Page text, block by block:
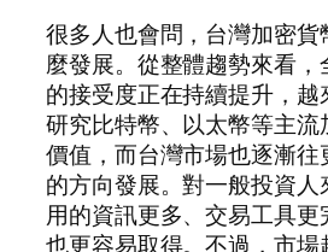
很多人也會問，台灣加密貨
麼發展。從整體趨勢來看，
的接受度正在持續提升，
研究比特幣、以太幣等主流
價值，而台灣市場也逐漸往
的方向發展。對一般投資
用的資訊更多、交易工具
也更容易取得。不過，市